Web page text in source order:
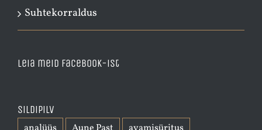
Suhtekorraldus
Leia meid Facebook-ist
Sildipilv